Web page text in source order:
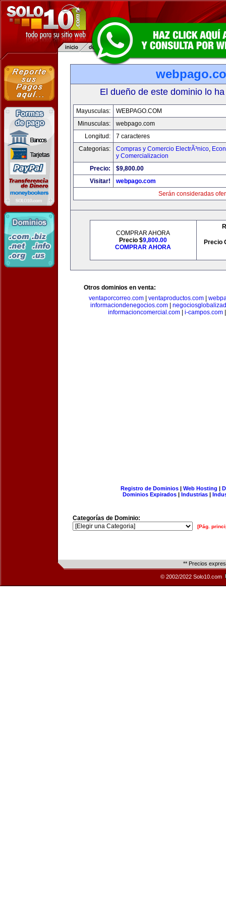
El dueño de este dominio lo
Mayusculas:
WEBPAGO.COM
Minusculas:
webpago.com
Longitud:
7 caracteres
Categorias:
Compras y Comercio ElectrÃ³nico,
y Comercializacion
Precio:
$9,800.00
Visitar!
webpago.com
Serán consideradas
COMPRAR AHORA
Precio $9,800.00
COMPRAR AHORA
Precio
Otros dominios en venta:
ventaporcorreo.com
ventaproductos.com
informaciondenegocios.com|
informacioncomercial.com| i-campos.com
Registro de Dominios| Web Hosting |
Dominios Expirados | Industrias |
Categorías de Dominio:
[Pág.
** Precios
© 2002/2022 Solo10.com